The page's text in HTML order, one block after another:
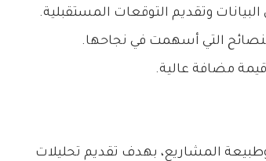
وتقديم التوقعات المستقبلية.
التي أسهمت في نجاحها.
مضافة عالية.
المشاريع، بهدف تقديم تحليلات